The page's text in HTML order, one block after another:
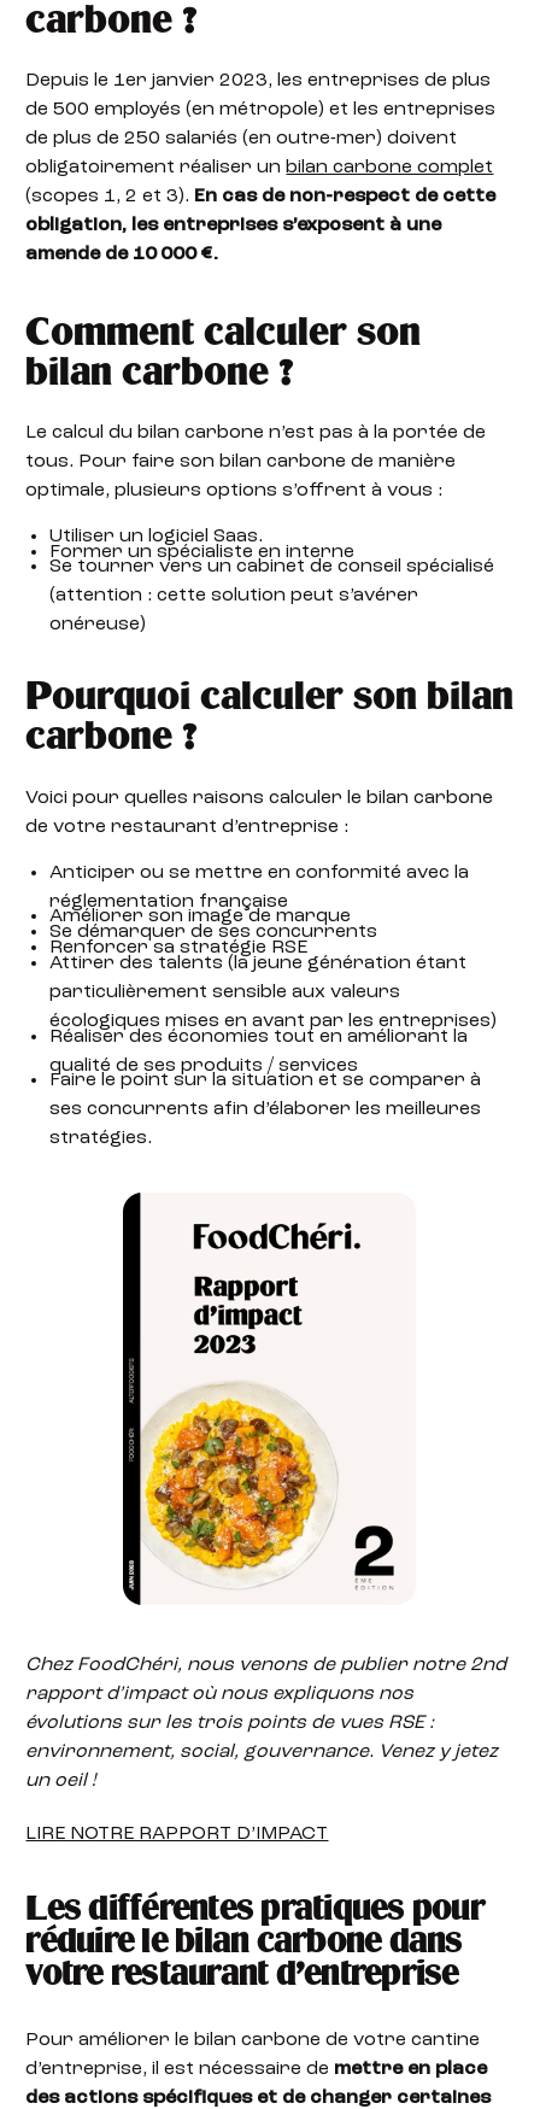
carbone ?
Depuis le 1er janvier 2023, les entreprises de plus
de 500 employés (en métropole) et les entreprises
de plus de 250 salariés (en outre-mer) doivent
obligatoirement réaliser unbilan carbone complet
(scopes 1, 2 et 3). En cas de non-respect de cette
obligation, les entreprises s’exposent à une
amende de 10 000 €.
Comment calculer son
bilan carbone ?
Le calcul du bilan carbone n’est pas à la portée de
tous. Pour faire son bilan carbone de manière
optimale, plusieurs options s’offrent à vous :
Utiliser un logiciel Saas.
Former un spécialiste en interne
Se tourner vers un cabinet de conseil spécialisé
(attention : cette solution peut s’avérer
onéreuse)
Pourquoi calculer son bilan
carbone ?
Voici pour quelles raisons calculer le bilan carbone
de votre restaurant d’entreprise :
Anticiper ou se mettre en conformité avec la
réglementation française
Améliorer son image de marque
Se démarquer de ses concurrents
Renforcer sa stratégie RSE
Attirer des talents (la jeune génération étant
particulièrement sensible aux valeurs
écologiques mises en avant par les entreprises)
Réaliser des économies tout en améliorant la
qualité de ses produits / services
Faire le point sur la situation et se comparer à
ses concurrents afin d’élaborer les meilleures
stratégies.
Chez FoodChéri, nous venons de publier notre 2nd
rapport d’impact où nous expliquons nos
évolutions sur les trois points de vues RSE :
environnement, social, gouvernance. Venez y jetez
un oeil !
LIRE NOTRE RAPPORT D’IMPACT
Les différentes pratiques pour
réduire le bilan carbone dans
votre restaurant d’entreprise
Pour améliorer le bilan carbone de votre cantine
d’entreprise, il est nécessaire de mettre en place
des actions spécifiques et de changer certaines